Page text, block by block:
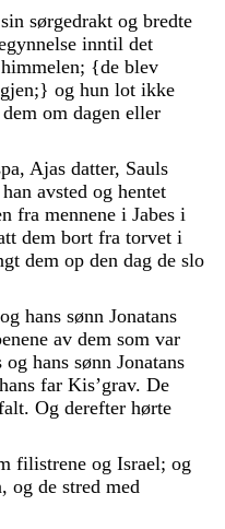
sin sørgedrakt og bredte
inntil det
himmelen; {de blev
;} og hun lot ikke
dem om dagen eller
, Ajas datter, Sauls
han avsted og hentet
fra mennene i Jabes i
dem bort fra torvet i
dem op den dag de slo
og hans sønn Jonatans
av dem som var
og hans sønn Jonatans
hans far Kis’grav. De
. Og derefter hørte
filistrene og Israel; og
, og de stred med